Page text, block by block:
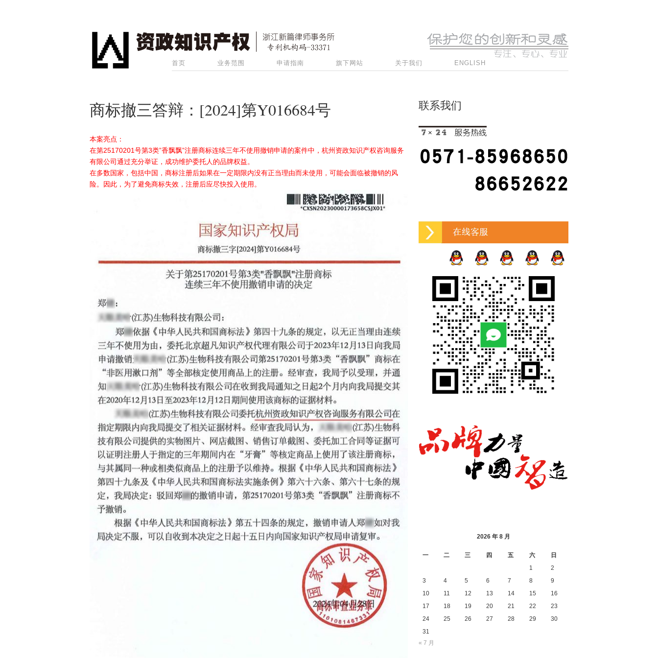
首页 业务范围 申请指南 旗下网站 关于我们 ENGLISH
商标撤三答辩：[2024]第Y016684号
本案亮点：
在第25170201号第3类”香飘飘”注册商标连续三年不使用撤销申请的案件中，杭州资政知识产权咨询服务
有限公司通过充分举证，成功维护委托人的品牌权益。
在多数国家，包括中国，商标注册后如果在一定期限内没有正当理由而未使用，可能会面临被撤销的风
险。因此，为了避免商标失效，注册后应尽快投入使用。
联系我们
2026 年 8 月
一 二 三 四 五 六
日
1
2
3
4 5 6 7 8
9
10
11 12 13 14 15
16
17
18 19 20 21 22
23
24
25 26 27 28 29
30
31
« 7 月